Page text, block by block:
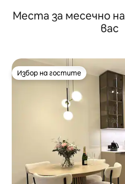
Места за месечно
вас
Избор на гостите
Избор на гостите